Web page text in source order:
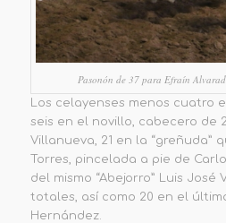
Pasonón de 37 para Efraín
Los celayenses menos cuatro
seis en el novillo, cabecero de
Villanueva, 21 en la “greñuda”
Torres, pincelada a pie de
del mismo “Abejorro” Luis José
totales, así como 20 en el
Hernández.